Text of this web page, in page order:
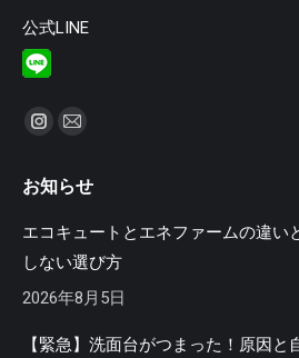
公式LINE
私達を見つけてください：
Instagram
ー
新
し
い
Mail
ー
し
い
お知らせ
エコキュートとエネファームの違い
しない選び方
2026年8月5日
【緊急】洗面台がつまった！原因